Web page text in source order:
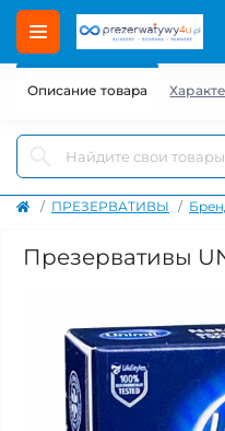
ПРЕЗЕРВАТИВЫ
Презервативы
Описание товара